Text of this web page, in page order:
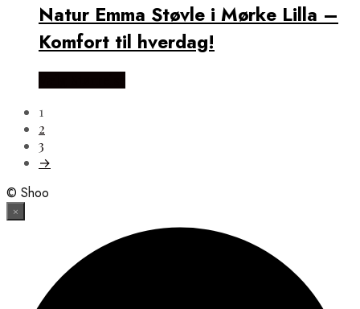
Natur Emma Støvle i Mørke Lilla –
Komfort til hverdag!
1
2
3
→
© Shoo
×